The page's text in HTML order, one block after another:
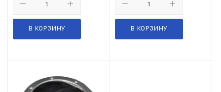
В КОРЗИНУ В КОРЗИНУ